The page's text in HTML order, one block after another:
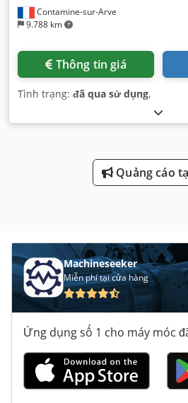
Contamine-sur-Arve
9.788 km
Thông tin giá
Tình trạng: đã qua sử dụng,
Quảng cáo
Machineseeker
Miễn phí tại cửa hàng
Ứng dụng số 1 cho máy móc